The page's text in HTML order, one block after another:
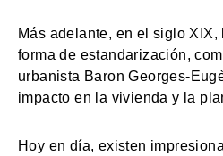
Más adelante, en el siglo
forma de estandarización,
urbanista Baron Georges-
impacto en la vivienda y la
Hoy en día, existen